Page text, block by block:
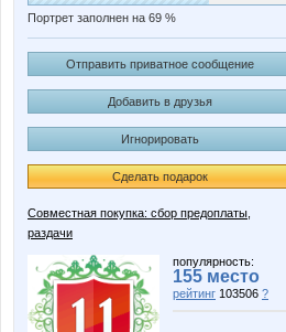
Портрет заполнен на 69 %
Отправить приватное сообщение
Добавить в друзья
Игнорировать
Сделать подарок
Совместная покупка: сбор предоплаты,
раздачи
популярность:
155 место
рейтинг 103506 ?